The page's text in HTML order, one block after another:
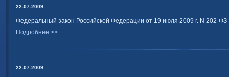
22-07-2009
Федеральный закон Российской Федерации от 19 июля 2009 г. N 202-ФЗ
Подробнее >>
22-07-2009